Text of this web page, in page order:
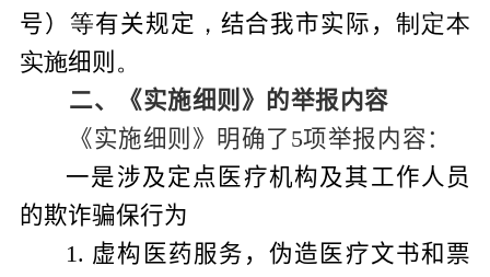
号 ） 等有关规定 ， 结合我市实际，制定本
实施细则 。
二、《实施细则 》的举报内容
《实施细则 》明确了 5项举报内容：
一是涉及定点医疗机构及其工作人员
的欺诈骗保行为
1. 虚构医药服务，伪造医疗文书和票